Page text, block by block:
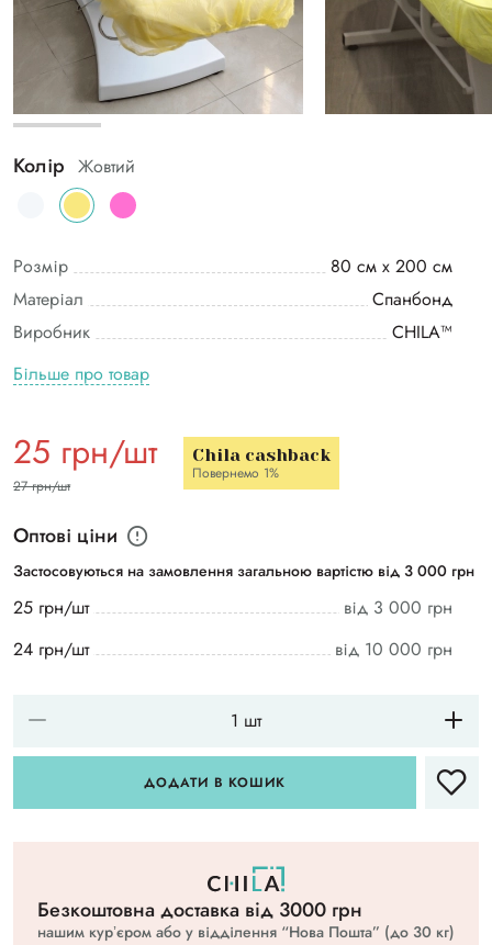
Колір Жовтий
Розмір
80 см х 200 см
Матеріал
Спанбонд
Виробник
CHILA™
Більше про товар
25 грн/шт
27 грн/шт
Chila cashback
Повернемо 1%
Оптові ціни
Застосовуються на замовлення загальною вартістю від 3 000 грн
25 грн/шт
від 3 000 грн
24 грн/шт
від 10 000 грн
ДОДАТИ В КОШИК
Безкоштовна доставка вiд 3000 грн
нашим курʼєром або у відділення “Нова Пошта” (до 30 кг)